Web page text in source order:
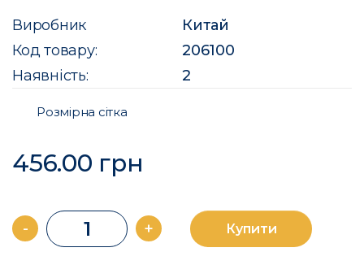
Виробник
Китай
Код товару:
206100
Наявність:
2
Розмірна сітка
456.00 грн
- + Купити